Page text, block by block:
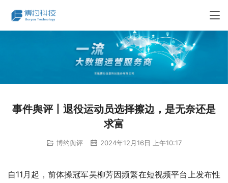
事件舆评丨退役运动员选择擦边，是无奈还是
求富
博约舆评 2024年12月16日 上午10:17
自11月起，前体操冠军吴柳芳因频繁在短视频平台上发布性